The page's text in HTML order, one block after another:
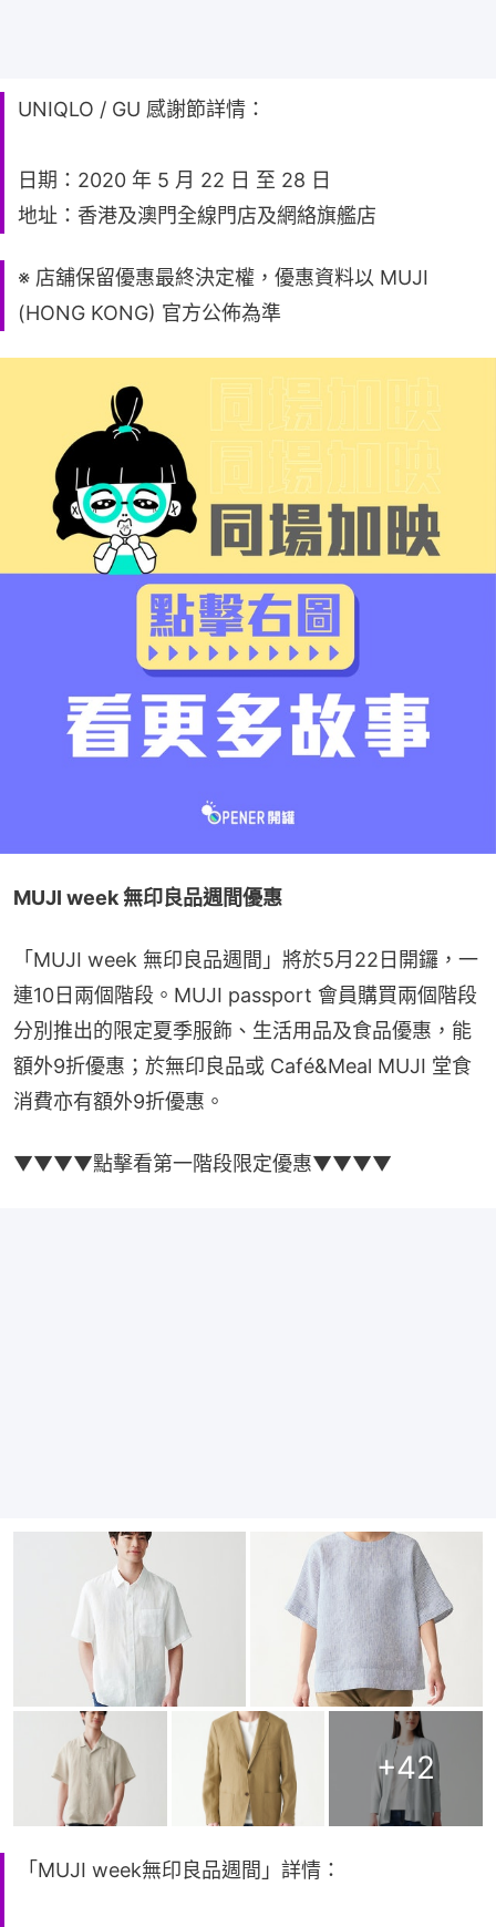
UNIQLO / GU 感謝節詳情：
日期：2020 年 5 月 22 日 至 28 日
地址：香港及澳門全線門店及網絡旗艦店
※ 店舖保留優惠最終決定權，優惠資料以 MUJI
(HONG KONG) 官方公佈為準
MUJI week 無印良品週間優惠
「MUJI week 無印良品週間」將於5月22日開鑼，一
連10日兩個階段。MUJI passport 會員購買兩個階段
分別推出的限定夏季服飾、生活用品及食品優惠，能
額外9折優惠；於無印良品或 Café&Meal MUJI 堂食
消費亦有額外9折優惠。
▼▼▼▼點擊看第一階段限定優惠▼▼▼▼
+42
「MUJI week無印良品週間」詳情：